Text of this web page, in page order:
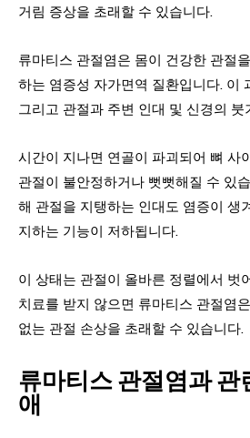
거림 증상을 초래할 수 있습니다.
류마티스 관절염은 몸이 건강한 관절
하는 염증성 자가면역 질환입니다. 이
그리고 관절과 주변 인대 및 신경의 붓
시간이 지나면 연골이 파괴되어 뼈 사
관절이 불안정하거나 뻣뻣해질 수 있
해 관절을 지탱하는 인대도 염증이 생
지하는 기능이 저하됩니다.
이 상태는 관절이 올바른 정렬에서 벗
치료를 받지 않으면 류마티스 관절염
없는 관절 손상을 초래할 수 있습니다.
류마티스 관절염과 관
애